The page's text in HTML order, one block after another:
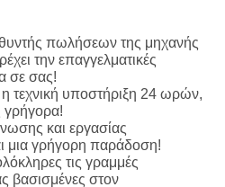
πωλήσεων της μηχανής
την επαγγελματικές
σε σας!
τεχνική υποστήριξη 24 ωρών,
γρήγορα!
και εργασίας
μια γρήγορη παράδοση!
τις γραμμές
βασισμένες στον